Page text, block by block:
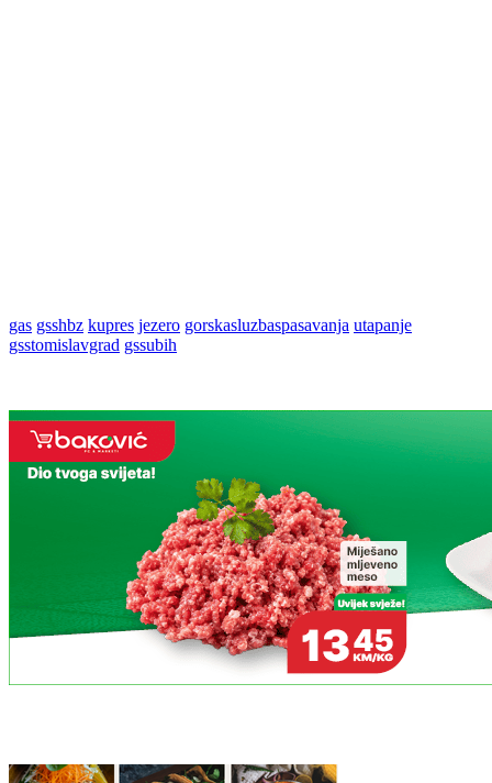
gas gsshbz kupres jezero gorskasluzbaspasavanja utapanje
gsstomislavgrad gssubih